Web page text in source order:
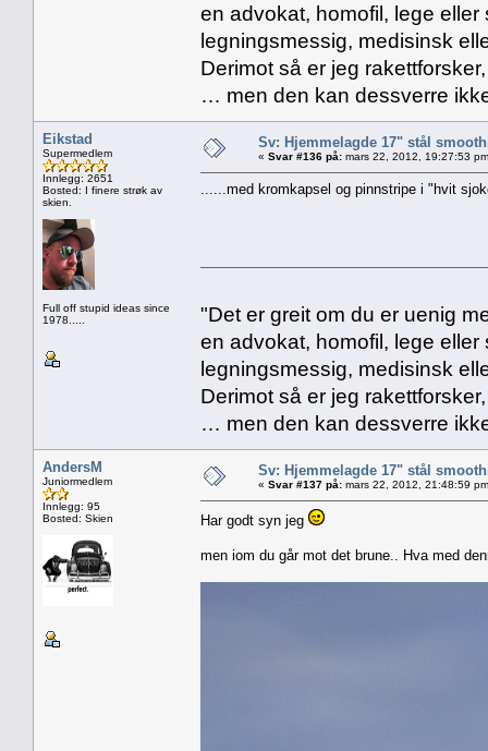
en advokat, homofil, lege
legningsmessig, medisinsk
Derimot så er jeg
… men den kan dessverre
Eikstad
Supermedlem
Innlegg: 2651
Bosted: I finere strøk av
skien.
Full off stupid ideas since
1978.....
Sv: Hjemmelagde 17" stål
« Svar #136 på: mars 22, 2012, 19:27:53
......med kromkapsel og pinnstripe i "hvit
"Det er greit om du er uenig
en advokat, homofil, lege
legningsmessig, medisinsk
Derimot så er jeg
… men den kan dessverre
AndersM
Juniormedlem
Innlegg: 95
Bosted: Skien
Sv: Hjemmelagde 17" stål
« Svar #137 på: mars 22, 2012, 21:48:59
Har godt syn jeg
men iom du går mot det brune.. Hva med